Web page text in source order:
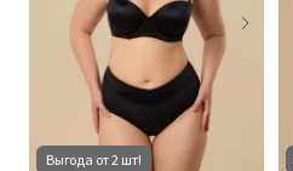
Выгода от 2 шт!